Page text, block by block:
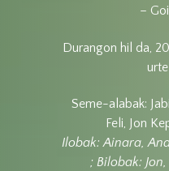
–
Durangon hil da,
Seme-alabak:
Feli, Jon
Ilobak: Ainara,
;Bilobak: